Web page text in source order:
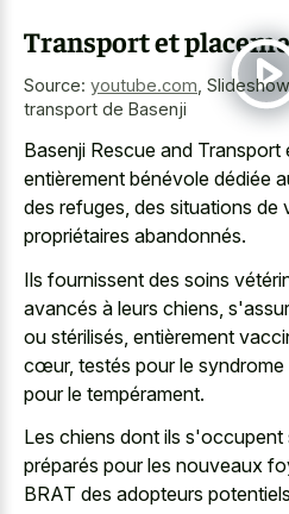
Transport et
Source: youtube.com
transport de Basenji
Basenji Rescue and
entièrement bénévole dédiée
des refuges, des situations de
propriétaires abandonnés.
Ils fournissent des soins
avancés à leurs chiens,
ou stérilisés, entièrement
cœur, testés pour le syndrome
pour le tempérament.
Les chiens dont ils
préparés pour les nouveaux
BRAT des adopteurs